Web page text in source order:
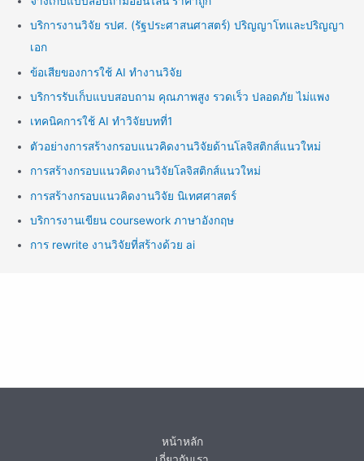
บริการงานวิจัย รปศ. (รัฐประศาสนศาสตร์) ปริญญาโทและปริญญา
เอก
ข้อเสียของการใช้ AI ทำงานวิจัย
บริการรับเก็บแบบสอบถาม คุณภาพสูง รวดเร็ว ปลอดภัย ไม่แพง
เทคนิคการใช้ AI ทำวิจัยบทที่1
ตัวอย่างการสร้างกรอบแนวคิดงานวิจัยด้านโลจิสติกส์แนวใหม่
การสร้างกรอบแนวคิดงานวิจัยโลจิสติกส์แนวใหม่
การสร้างกรอบแนวคิดงานวิจัย นิเทศศาสตร์
บริการงานเขียน coursework ภาษาอังกฤษ
การ rewrite งานวิจัยที่สร้างด้วย ai
หน้าหลัก